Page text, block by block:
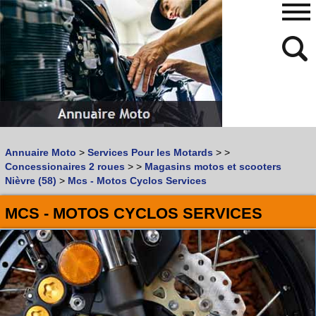
Vous recherchez un garage MOTOouSCOOTER
Quoi :
Où :
Trouver un garage Moto !
Retrouvez dans votre VILLE
les bonnes adresses deL'ANNUAIRE MOTO & SCOOTER
480
768
Annuaire Moto > Services Pour les Motards > >
Concessionaires 2 roues > > Magasins motos et scooters
Nièvre (58) > Mcs - Motos Cyclos Services
MCS - MOTOS CYCLOS SERVICES